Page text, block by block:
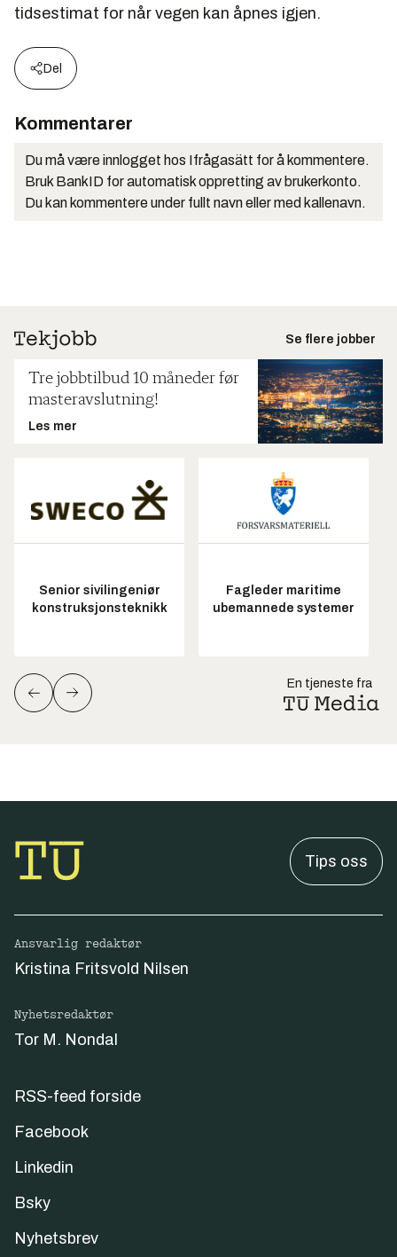
tidsestimat for når vegen kan åpnes igjen.
Del
Kommentarer
Du må være innlogget hos Ifrågasätt for å kommentere.
Bruk BankID for automatisk oppretting av brukerkonto.
Du kan kommentere under fullt navn eller med kallenavn.
Se flere jobber
Tre jobbtilbud 10 måneder før
masteravslutning!
Les mer
Senior sivilingeniør
konstruksjonsteknikk
Fagleder maritime
ubemannede systemer
En tjeneste fra
Tips oss
Ansvarlig redaktør
Kristina Fritsvold Nilsen
Nyhetsredaktør
Tor M. Nondal
RSS-feed forside
Facebook
Linkedin
Bsky
Nyhetsbrev